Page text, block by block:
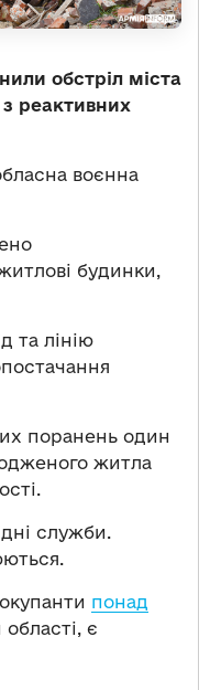
обстріл міста
з реактивних
воєнна
будинки,
та лінію
поранень один
житла
служби.
понад
області, є